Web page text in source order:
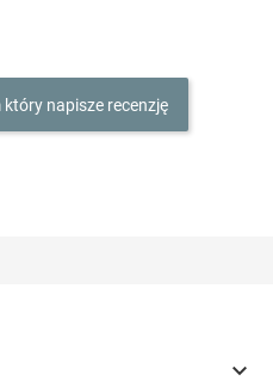
napisze recenzję
